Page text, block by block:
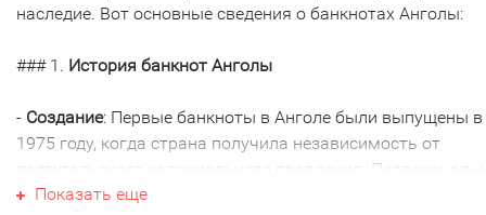
наследие. Вот основные сведения о банкнотах Анголы:
### 1. История банкнот Анголы
- Создание: Первые банкноты в Анголе были выпущены в
1975 году, когда страна получила независимость от
португальского колониального правления.
банкноты были эмитированы в анголийском куанза
Показать еще